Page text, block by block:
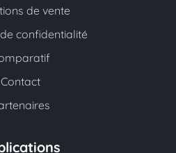
de vente
confidentialité
Contact